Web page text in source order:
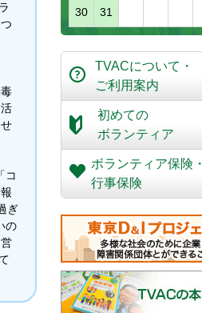
コ
ぎ
の
30 31
TVACについて・
ご利用案内
初めての
ボランティア
ボランティア保険・
行事保険